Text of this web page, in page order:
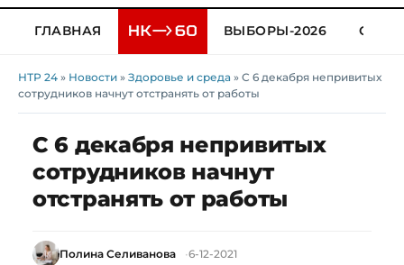
ГЛАВНАЯ ВЫБОРЫ-2026
НТР 24 » Новости » Здоровье и среда » С 6 декабря непривитых
сотрудников начнут отстранять от работы
С 6 декабря непривитых
сотрудников начнут
отстранять от работы
Полина Селиванова 6-12-2021